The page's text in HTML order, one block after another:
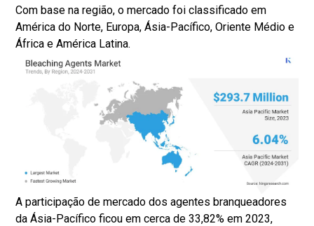
Com base na região, o mercado foi classificado em
América do Norte, Europa, Ásia-Pacífico, Oriente Médio e
África e América Latina.
A participação de mercado dos agentes branqueadores
da Ásia-Pacífico ficou em cerca de 33,82% em 2023,